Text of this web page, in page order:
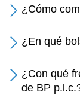
¿Cómo
¿En qué
¿Con qué
de BP